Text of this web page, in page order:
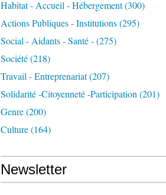
Habitat - Accueil - Hébergement(300)
Actions Publiques - Institutions(295)
Social - Aidants - Santé -(275)
Société(218)
Travail - Entreprenariat(207)
Solidarité -citoyenneté -participation (201)
Genre(200)
Culture(164)
Newsletter